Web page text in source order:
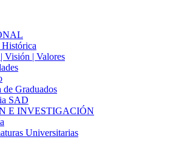
Histórica
Visión | Valores
de Graduados
SAD
E INVESTIGACIÓN
Universitarias